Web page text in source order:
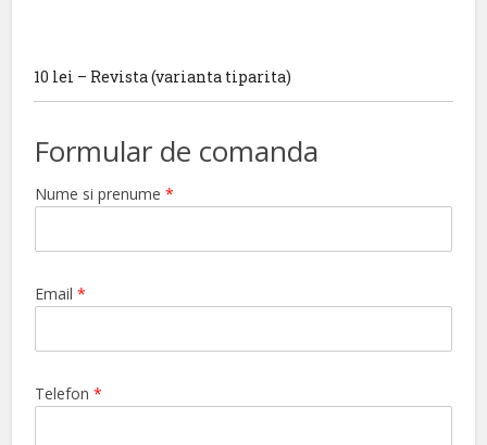
10 lei – Revista (varianta tiparita)
Formular de comanda
Nume si prenume*
Email*
Telefon*